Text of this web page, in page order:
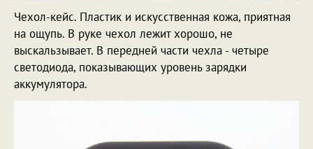
Чехол-кейс. Пластик и искусственная кожа, приятная
на ощупь. В руке чехол лежит хорошо, не
выскальзывает. В передней части чехла - четыре
светодиода, показывающих уровень зарядки
аккумулятора.